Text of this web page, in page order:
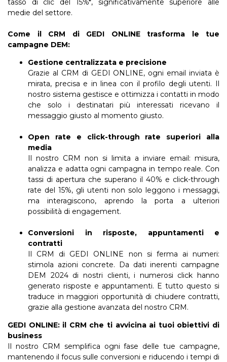
tasso di clic del 15%*, significativamente superiore alle
medie del settore.
Come il CRM di GEDI ONLINE trasforma le tue
campagne DEM:
Gestione centralizzata e precisione
Grazie al CRM di GEDI ONLINE, ogni email inviata è
mirata, precisa e in linea con il profilo degli utenti. Il
nostro sistema gestisce e ottimizza i contatti in modo
che solo i destinatari più interessati ricevano il
messaggio giusto al momento giusto.
Open rate e click-through rate superiori alla
media
Il nostro CRM non si limita a inviare email: misura,
analizza e adatta ogni campagna in tempo reale. Con
tassi di apertura che superano il 40% e click-through
rate del 15%, gli utenti non solo leggono i messaggi,
ma interagiscono, aprendo la porta a ulteriori
possibilità di engagement.
Conversioni in risposte, appuntamenti e
contratti
Il CRM di GEDI ONLINE non si ferma ai numeri:
stimola azioni concrete. Da dati inerenti campagne
DEM 2024 di nostri clienti, i numerosi click hanno
generato risposte e appuntamenti. E tutto questo si
traduce in maggiori opportunità di chiudere contratti,
grazie alla gestione avanzata del nostro CRM.
GEDI ONLINE: il CRM che ti avvicina ai tuoi obiettivi di
business
Il nostro CRM semplifica ogni fase delle tue campagne,
mantenendo il focus sulle conversioni e riducendo i tempi di